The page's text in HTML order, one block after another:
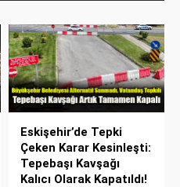
Eskişehir’de Tepki
Çeken Karar Kesinleşti:
Tepebaşı Kavşağı
Kalıcı Olarak Kapatıldı!